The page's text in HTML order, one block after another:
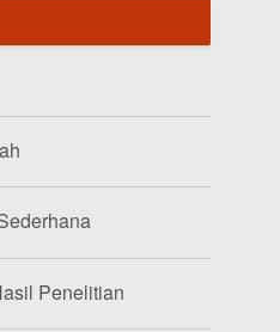
Penelitian